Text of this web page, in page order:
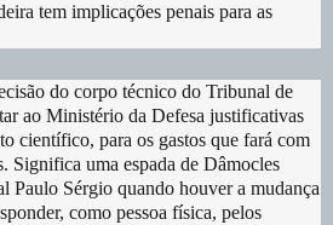
tem implicações penais para as
do corpo técnico do Tribunal de
ao Ministério da Defesa justificativas
científico, para os gastos que fará com
Significa uma espada de Dâmocles
Paulo Sérgio quando houver a mudança
como pessoa física, pelos